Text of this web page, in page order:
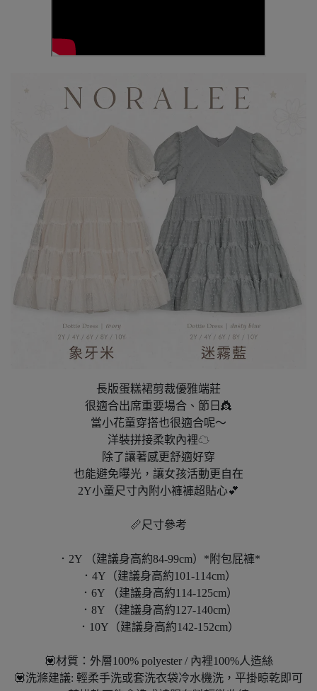
長版蛋糕裙剪裁優雅端莊
很適合出席重要場合、節日👸
當小花童穿搭也很適合呢～
洋裝拼接柔軟內裡☁
除了讓著感更舒適好穿
也能避免曝光，讓女孩活動更自在
2Y小童尺寸內附小褲褲超貼心💕
📏尺寸參考
．2Y （建議身高約84-99cm）*附包屁褲*
．4Y（建議身高約101-114cm）
．6Y （建議身高約114-125cm）
．8Y （建議身高約127-140cm）
．10Y（建議身高約142-152cm）
💟材質：外層100% polyester / 內裡100%人造絲
💟洗滌建議: 輕柔手洗或套洗衣袋冷水機洗，平掛晾乾即可